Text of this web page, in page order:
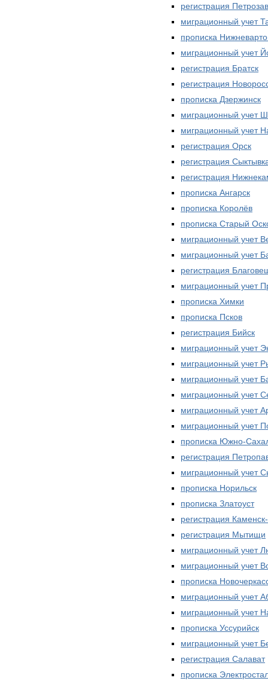
регистрация
миграционный учет
прописка
миграционный учет
регистрация Братск
регистрация
прописка Дзержинск
миграционный учет
миграционный учет
регистрация Орск
регистрация
регистрация
прописка Ангарск
прописка Королёв
прописка Старый
миграционный учет
миграционный учет
регистрация
миграционный учет
прописка Химки
прописка Псков
регистрация Бийск
миграционный учет
миграционный учет
миграционный учет
миграционный учет
миграционный учет
миграционный учет
прописка Южно-
регистрация
миграционный учет
прописка Норильск
прописка Златоуст
регистрация
регистрация Мытищи
миграционный учет
миграционный учет
прописка
миграционный учет
миграционный учет
прописка Уссурийск
миграционный учет
регистрация Салават
прописка